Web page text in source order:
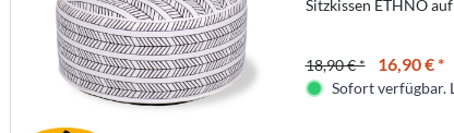
Sitzkissen ETHNO
18,90 € * 16,90 € *
Sofort verfügbar.